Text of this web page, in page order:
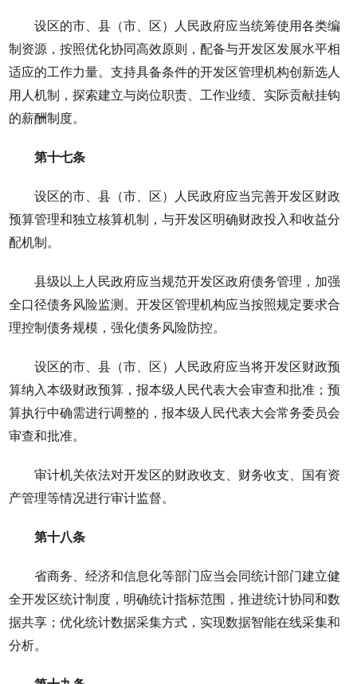
设区的市、县（市、区）人民政府应当统筹使用各类编
制资源，按照优化协同高效原则，配备与开发区发展水平相
适应的工作力量。支持具备条件的开发区管理机构创新选人
用人机制，探索建立与岗位职责、工作业绩、实际贡献挂钩
的薪酬制度。
第十七条
设区的市、县（市、区）人民政府应当完善开发区财政
预算管理和独立核算机制，与开发区明确财政投入和收益分
配机制。
县级以上人民政府应当规范开发区政府债务管理，加强
全口径债务风险监测。开发区管理机构应当按照规定要求合
理控制债务规模，强化债务风险防控。
设区的市、县（市、区）人民政府应当将开发区财政预
算纳入本级财政预算，报本级人民代表大会审查和批准；预
算执行中确需进行调整的，报本级人民代表大会常务委员会
审查和批准。
审计机关依法对开发区的财政收支、财务收支、国有资
产管理等情况进行审计监督。
第十八条
省商务、经济和信息化等部门应当会同统计部门建立健
全开发区统计制度，明确统计指标范围，推进统计协同和数
据共享；优化统计数据采集方式，实现数据智能在线采集和
分析。